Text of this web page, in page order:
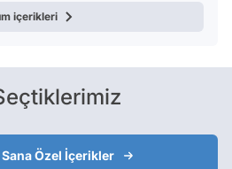
içerikleri
Sana Özel İçerikler